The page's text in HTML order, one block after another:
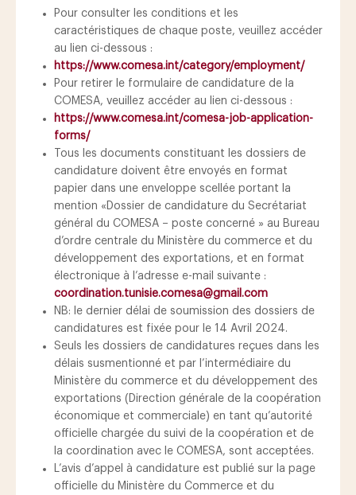
Pour consulter les conditions et les
caractéristiques de chaque poste, veuillez accéder
au lien ci-dessous :
https://www.comesa.int/category/employment/
Pour retirer le formulaire de candidature de la
COMESA, veuillez accéder au lien ci-dessous :
https://www.comesa.int/comesa-job-application-
forms/
Tous les documents constituant les dossiers de
candidature doivent être envoyés en format
papier dans une enveloppe scellée portant la
mention «Dossier de candidature du Secrétariat
général du COMESA – poste concerné » au Bureau
d’ordre centrale du Ministère du commerce et du
développement des exportations, et en format
électronique à l’adresse e-mail suivante :
coordination.tunisie.comesa@gmail.com
NB: le dernier délai de soumission des dossiers de
candidatures est fixée pour le 14 Avril 2024.
Seuls les dossiers de candidatures reçues dans les
délais susmentionné et par l’intermédiaire du
Ministère du commerce et du développement des
exportations (Direction générale de la coopération
économique et commerciale) en tant qu’autorité
officielle chargée du suivi de la coopération et de
la coordination avec le COMESA, sont acceptées.
L’avis d’appel à candidature est publié sur la page
officielle du Ministère du Commerce et du